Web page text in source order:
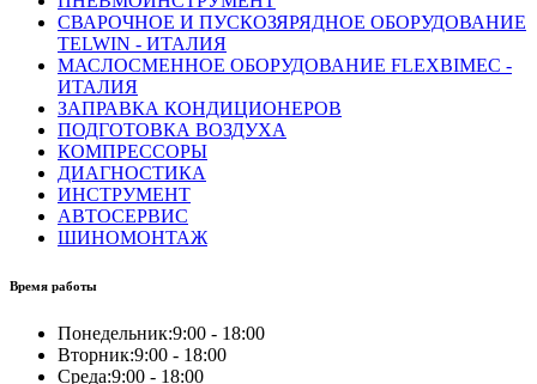
СВАРОЧНОЕ И ПУСКОЗЯРЯДНОЕ ОБОРУДОВАНИЕ
TELWIN - ИТАЛИЯ
МАСЛОСМЕННОЕ ОБОРУДОВАНИЕ FLEXBIMEC -
ИТАЛИЯ
ЗАПРАВКА КОНДИЦИОНЕРОВ
ПОДГОТОВКА ВОЗДУХА
КОМПРЕССОРЫ
ДИАГНОСТИКА
ИНСТРУМЕНТ
АВТОСЕРВИС
ШИНОМОНТАЖ
Время работы
Понедельник:9:00 - 18:00
Вторник:9:00 - 18:00
Среда:9:00 - 18:00